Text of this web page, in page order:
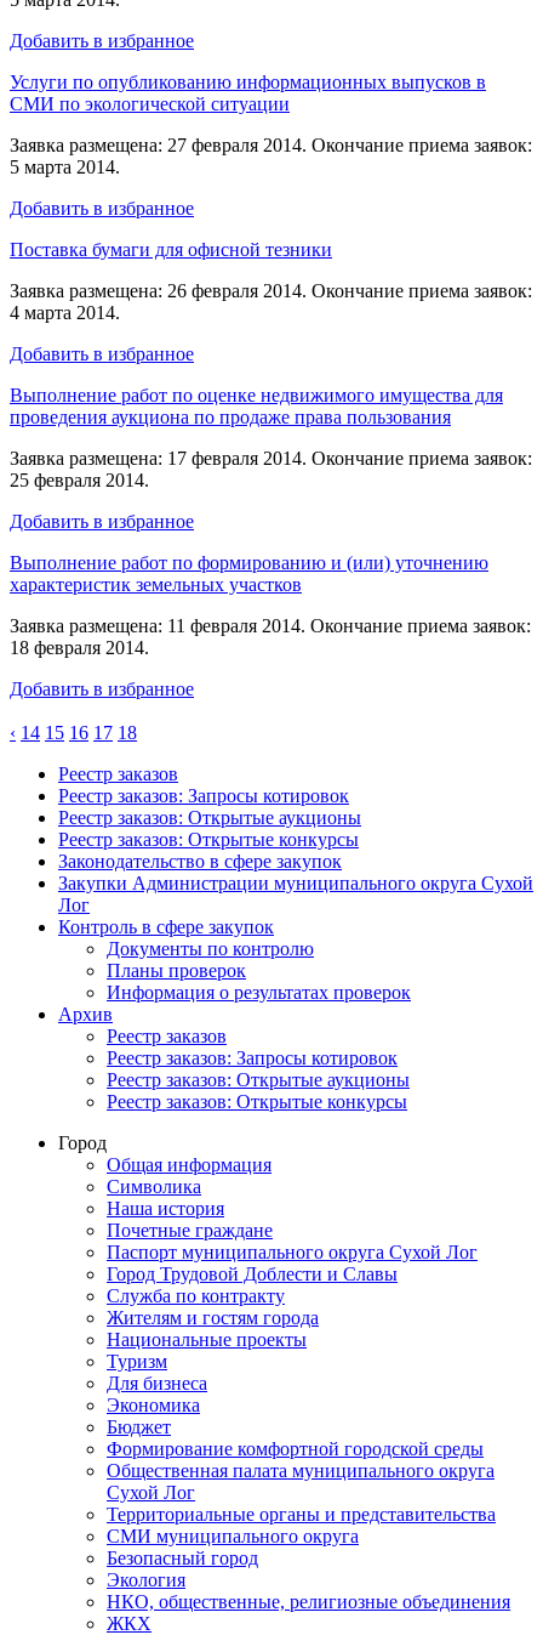
Добавить в избранное
Услуги по опубликованию информационных выпусков в
СМИ по экологической ситуации
Заявка размещена: 27 февраля 2014. Окончание приема заявок:
5 марта 2014.
Добавить в избранное
Поставка бумаги для офисной тезники
Заявка размещена: 26 февраля 2014. Окончание приема заявок:
4 марта 2014.
Добавить в избранное
Выполнение работ по оценке недвижимого имущества для
проведения аукциона по продаже права пользования
Заявка размещена: 17 февраля 2014. Окончание приема заявок:
25 февраля 2014.
Добавить в избранное
Выполнение работ по формированию и (или) уточнению
характеристик земельных участков
Заявка размещена: 11 февраля 2014. Окончание приема заявок:
18 февраля 2014.
Добавить в избранное
‹ 14 15 16 17 18
Реестр заказов
Реестр заказов: Запросы котировок
Реестр заказов: Открытые аукционы
Реестр заказов: Открытые конкурсы
Законодательство в сфере закупок
Закупки Администрации муниципального округа Сухой
Лог
Контроль в сфере закупок
Документы по контролю
Планы проверок
Информация о результатах проверок
Архив
Реестр заказов
Реестр заказов: Запросы котировок
Реестр заказов: Открытые аукционы
Реестр заказов: Открытые конкурсы
Город
Общая информация
Символика
Наша история
Почетные граждане
Паспорт муниципального округа Сухой Лог
Город Трудовой Доблести и Славы
Служба по контракту
Жителям и гостям города
Национальные проекты
Туризм
Для бизнеса
Экономика
Бюджет
Формирование комфортной городской среды
Общественная палата муниципального округа
Сухой Лог
Территориальные органы и представительства
СМИ муниципального округа
Безопасный город
Экология
НКО, общественные, религиозные объединения
ЖКХ